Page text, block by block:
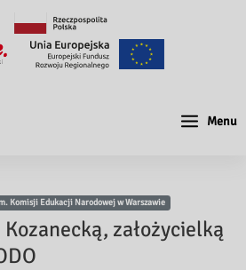
Menu
Komisji Edukacji Narodowej w Warszawie
założycielką